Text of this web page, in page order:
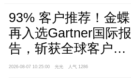
93% 客户推荐！金蝶
再入选Gartner国际报
告，斩获全球客户最
高推荐意愿
2026-08-07 10:25:00 光光 人气 1286